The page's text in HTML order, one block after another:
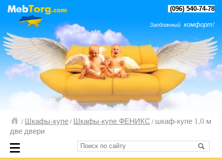
(096) 540-74-78
Заоблачный комфорт!
/ Шкафы-купе/ Шкафы-купе ФЕНИКС / шкаф-купе 1,0 м
две двери